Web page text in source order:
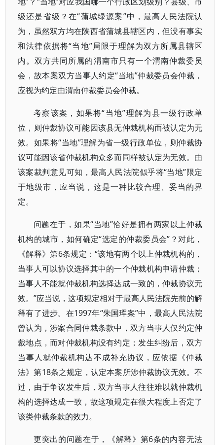
级还是省级？在“蒲城绿源案”中，最高人民法院认
为，虽然双方均在陕西省蒲城县辖区内，但没有事实
和法律依据将“当地”局限于理解为双方所属县辖区
内。双方共同所属的渭南市只有一个渭南仲裁委员
会，故本案双方当事人约定“当地”仲裁委员会仲裁，
应视为约定由渭南仲裁委员会仲裁。
考察该案，如果将“当地”理解为县一级行政单
位，则仲裁协议可能因该县无仲裁机构而被认定为无
效。如果将“当地”理解为省一级行政单位，则仲裁协
议可能因该省仲裁机构众多而同样被认定为无效。由
该案裁判意见可知，最高人民法院似乎将“当地”限定
于地级市，应当说，这是一种比较合理、妥当的界
定。
问题在于，如果“当地”恰好是拥有两家以上仲裁
机构的城市，如何确定“选定的仲裁委员会”？对此，
《解释》第6条规定：“该地有两个以上仲裁机构的，
当事人可以协议选择其中的一个仲裁机构申请仲裁；
当事人不能就仲裁机构选择达成一致的，仲裁协议无
效。”应当说，这项规定相对于最高人民法院先前的解
释有了进步。在1997年“朱国珲案”中，最高人民法院
曾认为，涉案合同仲裁条款中，双方当事人仅约定仲
裁地点，而对仲裁机构没有约定；发生纠纷后，双方
当事人就仲裁机构达不成补充协议，应依据《仲裁
法》第18条之规定，认定本案所涉仲裁协议无效。不
过，由于争议发生后，双方当事人往往难以就仲裁机
构的选择达成一致，故这项规定在很大程度上否定了
该类仲裁条款的效力。
更突出的问题在于，《解释》第6条的内容无法